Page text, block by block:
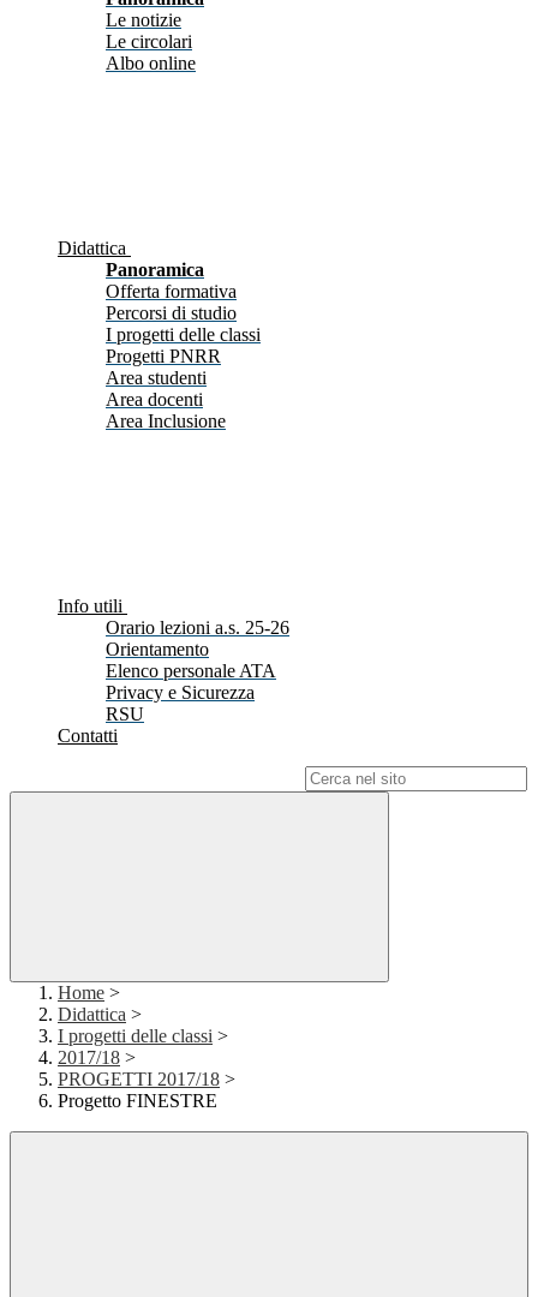
Le notizie
Le circolari
Albo online
Didattica
Panoramica
Offerta formativa
Percorsi di studio
I progetti delle classi
Progetti PNRR
Area studenti
Area docenti
Area Inclusione
Info utili
Orario lezioni a.s. 25-26
Orientamento
Elenco personale ATA
Privacy e Sicurezza
RSU
Contatti
Home >
Didattica >
I progetti delle classi >
2017/18 >
PROGETTI 2017/18 >
Progetto FINESTRE